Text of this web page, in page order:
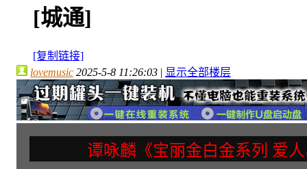
[城通]
[复制链接]
lovemusic 2025-5-8 11:26:03 | 显示全部楼层
谭咏麟《宝丽金白金系列 爱